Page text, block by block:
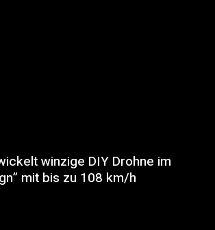
winzige DIY Drohne im
mit bis zu 108 km/h